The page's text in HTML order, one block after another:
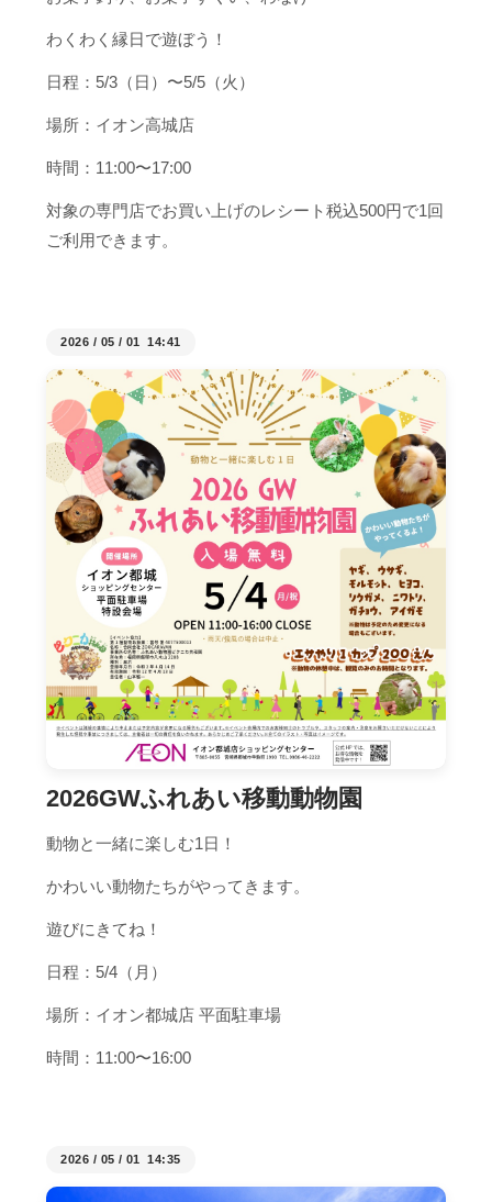
わくわく縁日で遊ぼう！
日程：5/3（日）〜5/5（火）
場所：イオン高城店
時間：11:00〜17:00
対象の専門店でお買い上げのレシート税込500円で1回
ご利用できます。
2026 / 05 / 01 14:41
2026GWふれあい移動動物園
動物と一緒に楽しむ1日！
かわいい動物たちがやってきます。
遊びにきてね！
日程：5/4（月）
場所：イオン都城店 平面駐車場
時間：11:00〜16:00
2026 / 05 / 01 14:35